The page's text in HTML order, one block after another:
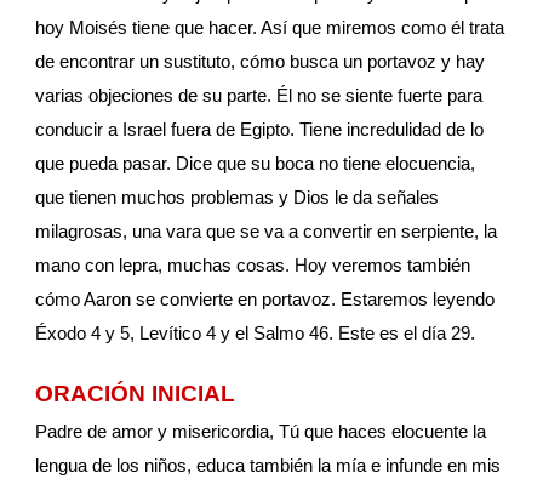
hoy Moisés tiene que hacer. Así que miremos como él trata
de encontrar un sustituto, cómo busca un portavoz y hay
varias objeciones de su parte. Él no se siente fuerte para
conducir a Israel fuera de Egipto. Tiene incredulidad de lo
que pueda pasar. Dice que su boca no tiene elocuencia,
que tienen muchos problemas y Dios le da señales
milagrosas, una vara que se va a convertir en serpiente, la
mano con lepra, muchas cosas. Hoy veremos también
cómo Aaron se convierte en portavoz. Estaremos leyendo
Éxodo 4 y 5, Levítico 4 y el Salmo 46. Este es el día 29.
ORACIÓN INICIAL
Padre de amor y misericordia, Tú que haces elocuente la
lengua de los niños, educa también la mía e infunde en mis